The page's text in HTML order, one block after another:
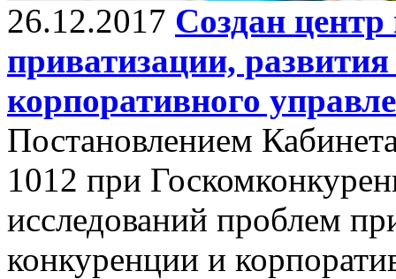
26.12.2017 Создан
приватизации,
корпоративного
Постановлением
1012 при
исследований проблем
конкуренции и